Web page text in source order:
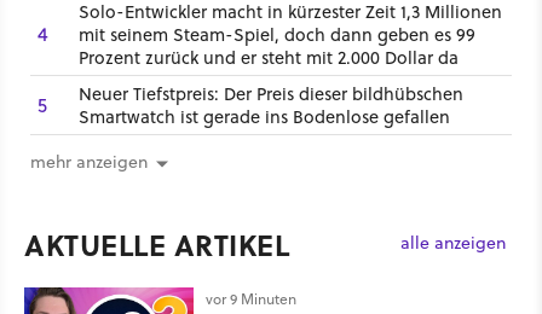
4
Solo-Entwickler macht in kürzester Zeit 1,3 Millionen
mit seinem Steam-Spiel, doch dann geben es 99
Prozent zurück und er steht mit 2.000 Dollar da
5
Neuer Tiefstpreis: Der Preis dieser bildhübschen
Smartwatch ist gerade ins Bodenlose gefallen
mehr anzeigen
AKTUELLE ARTIKEL alle anzeigen
vor 9 Minuten